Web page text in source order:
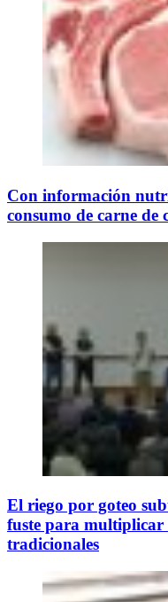
Con información
consumo de carne de
El riego por goteo
fuste para multiplicar
tradicionales